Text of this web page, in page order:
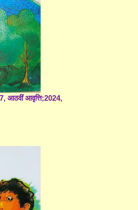
आठवीं आवृत्ति;2024,